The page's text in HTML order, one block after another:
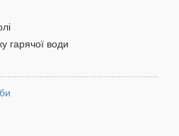
гарячої води